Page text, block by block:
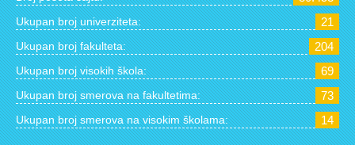
Ukupan broj univerziteta: 21
Ukupan broj fakulteta: 204
Ukupan broj visokih škola: 69
Ukupan broj smerova na fakultetima: 73
Ukupan broj smerova na visokim školama: 14